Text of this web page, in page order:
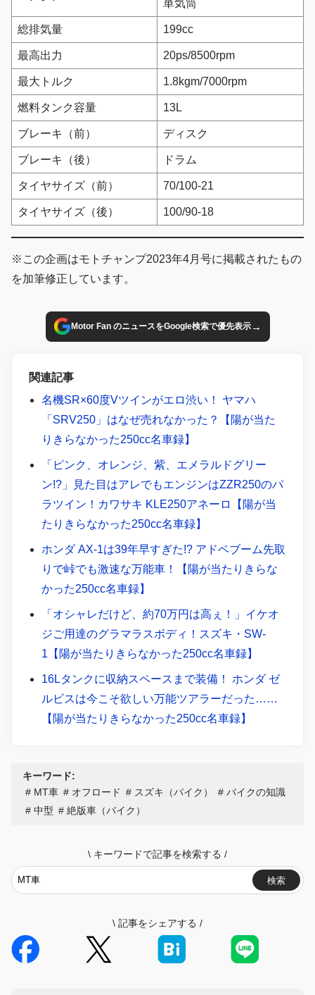
単気筒
総排気量 199cc
最高出力 20ps/8500rpm
最大トルク 1.8kgm/7000rpm
燃料タンク容量 13L
ブレーキ（前） ディスク
ブレーキ（後） ドラム
タイヤサイズ（前） 70/100-21
タイヤサイズ（後） 100/90-18
※この企画はモトチャンプ2023年4月号に掲載されたもの
を加筆修正しています。
Motor Fan のニュースをGoogle検索で優先表示→
関連記事
名機SR×60度Vツインがエロ渋い！ ヤマハ
「SRV250」はなぜ売れなかった？【陽が当た
りきらなかった250cc名車録】
「ピンク、オレンジ、紫、エメラルドグリー
ン!?」見た目はアレでもエンジンはZZR250のパ
ラツイン！カワサキ KLE250アネーロ【陽が当
たりきらなかった250cc名車録】
ホンダ AX-1は39年早すぎた!? アドベブーム先取
りで峠でも激速な万能車！【陽が当たりきらな
かった250cc名車録】
「オシャレだけど、約70万円は高ぇ！」イケオ
ジご用達のグラマラスボディ！スズキ・SW-
1【陽が当たりきらなかった250cc名車録】
16Lタンクに収納スペースまで装備！ ホンダ ゼ
ルビスは今こそ欲しい万能ツアラーだった……
【陽が当たりきらなかった250cc名車録】
キーワード:
MT車
オフロード スズキ（バイク）
バイクの知識
中型
絶版車（バイク）
\ キーワードで記事を検索する /
検索
\ 記事をシェアする /